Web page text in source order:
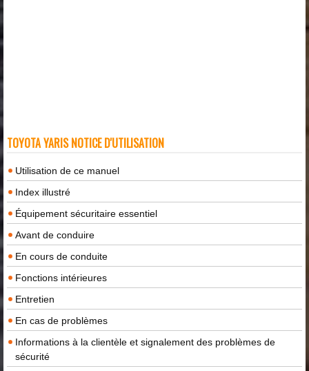
TOYOTA YARIS NOTICE D'UTILISATION
Utilisation de ce manuel
Index illustré
Équipement sécuritaire essentiel
Avant de conduire
En cours de conduite
Fonctions intérieures
Entretien
En cas de problèmes
Informations à la clientèle et signalement des problèmes de
sécurité